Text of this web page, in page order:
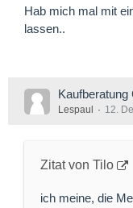
Hab mich mal mit
lassen..
Lespaul 12.
Zitat von Tilo
ich meine, die